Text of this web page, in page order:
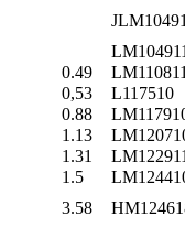
0.49
0,53
L117510
0.88
1.13
1.31
1.5
3.58